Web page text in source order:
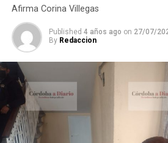
Afirma Corina Villegas
Published 4 años ago on 27/07/
By Redaccion